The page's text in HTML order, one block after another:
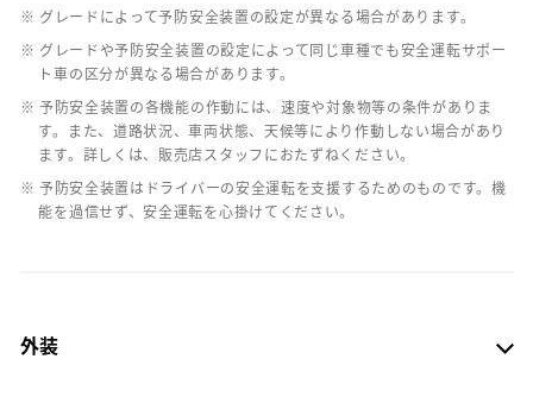
※ グレードによって予防安全装置の設定が異なる場合があります。
※ グレードや予防安全装置の設定によって同じ車種でも安全運転サポー
ト車の区分が異なる場合があります。
※ 予防安全装置の各機能の作動には、速度や対象物等の条件がありま
す。また、道路状況、車両状態、天候等により作動しない場合があり
ます。詳しくは、販売店スタッフにおたずねください。
※ 予防安全装置はドライバーの安全運転を支援するためのものです。機
能を過信せず、安全運転を心掛けてください。
外装